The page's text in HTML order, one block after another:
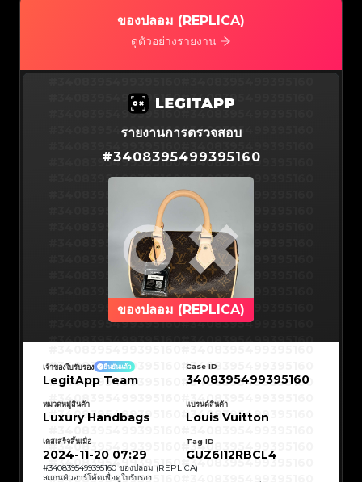
#3066123689299189#3066123689299189
#3066123689299189#3066123689299189
#3066123689299189#3066123689299189
#3066123689299189#3066123689299189
#3066123689299189#3066123689299189
#3066123689299189#3066123689299189
#3066123689299189
#3066123689299189
#3066123689299189#3066123689299189
#3066123689299189
#3066123689299189
#3066123689299189#3066123689299189
#3066123689299189#3066123689299189
#3066123689299189#3066123689299189
#3066123689299189#3066123689299189
#3066123689299189#3066123689299189
#3066123689299189#3066123689299189
#3066123689299189#3066123689299189
#3066123689299189
#3066123689299189
#3066123689299189
#3066123689299189
#3066123689299189
#3066123689299189
#3066123689299189
#3066123689299189
#3066123689299189
#3066123689299189
#3066123689299189
#3066123689299189#3066123689299189
#3066123689299189#3066123689299189
#3066123689299189
#3066123689299189
#3066123689299189#3066123689299189
#3066123689299189#3066123689299189
#3066123689299189#3066123689299189
#3066123689299189#3066123689299189
#3066123689299189#3066123689299189
#3066123689299189#3066123689299189
#3066123689299189#3066123689299189
#3066123689299189
#3066123689299189
#3066123689299189
#3066123689299189
#3066123689299189#3066123689299189
#3066123689299189#3066123689299189
#3066123689299189#3066123689299189
#3066123689299189#3066123689299189
#3066123689299189#3066123689299189
#3066123689299189#3066123689299189
#3066123689299189#3066123689299189
#3066123689299189
#3066123689299189
#3066123689299189
#3066123689299189
#3066123689299189
#3066123689299189
#3066123689299189
#3066123689299189
#3066123689299189
#3066123689299189
#3066123689299189
#3066123689299189
#3066123689299189#3066123689299189
ของปลอม (REPLICA)
ดูตัวอย่างรายงาน
#3408395499395160#3408395499395160
#3408395499395160#3408395499395160
#3408395499395160#3408395499395160
#3408395499395160#3408395499395160
#3408395499395160#3408395499395160
#3408395499395160#3408395499395160
#3408395499395160
#3408395499395160
#3408395499395160
#3408395499395160
#3408395499395160#3408395499395160
#3408395499395160#3408395499395160
#3408395499395160#3408395499395160
#3408395499395160#3408395499395160
#3408395499395160#3408395499395160
#3408395499395160#3408395499395160
#3408395499395160#3408395499395160
#3408395499395160
#3408395499395160
#3408395499395160
#3408395499395160
#3408395499395160
#3408395499395160
#3408395499395160
#3408395499395160
#3408395499395160
#3408395499395160
#3408395499395160
#3408395499395160
#3408395499395160#3408395499395160
รายงานการตรวจสอบ
#3408395499395160
ของปลอม (REPLICA)
#3408395499395160
#3408395499395160
#3408395499395160
#3408395499395160
#3408395499395160
#3408395499395160
#3408395499395160
#3408395499395160
#3408395499395160
#3408395499395160
#3408395499395160 #3408395499395160
#3408395499395160
#3408395499395160
เจ้าของใบรับรอง ยืนยันแล้ว
LegitApp Team
Case ID
3408395499395160
หมวดหมู่สินค้า
Luxury Handbags
แบรนด์สินค้า
Louis Vuitton
เคสเสร็จสิ้นเมื่อ
2024-11-20 07:29
Tag ID
GUZ6I12RBCL4
#3408395499395160 ของปลอม (REPLICA)
สแกนคิวอาร์โค้ดเพื่อดูใบรับรอง